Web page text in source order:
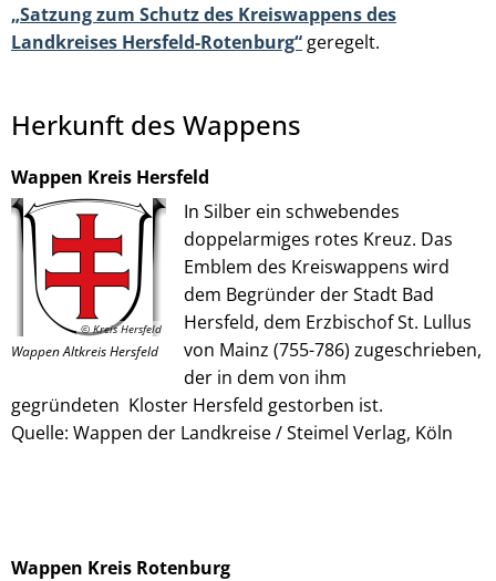
„Satzung zum Schutz des Kreiswappens des
Landkreises Hersfeld-Rotenburg“ geregelt.
Herkunft des Wappens
Wappen Kreis Hersfeld
© Kreis Hersfeld
Wappen Altkreis Hersfeld
In Silber ein schwebendes
doppelarmiges rotes Kreuz. Das
Emblem des Kreiswappens wird
dem Begründer der Stadt Bad
Hersfeld, dem Erzbischof St. Lullus
von Mainz (755-786) zugeschrieben,
der in dem von ihm
gegründeten Kloster Hersfeld gestorben ist.
Quelle: Wappen der Landkreise / Steimel Verlag, Köln
Wappen Kreis Rotenburg